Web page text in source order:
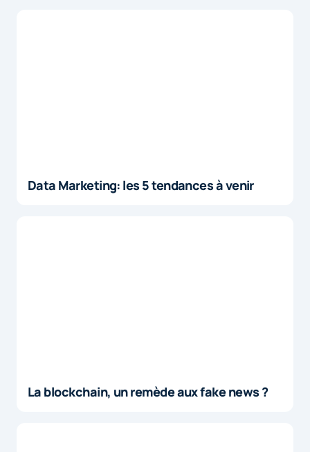
Data Marketing: les 5 tendances à venir
La blockchain, un remède aux fake news ?